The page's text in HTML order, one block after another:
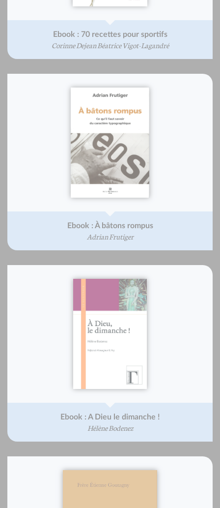
Ebook : 70 recettes pour sportifs
Corinne Dejean Béatrice Vigot-Lagandré
Ebook : À bâtons rompus
Adrian Frutiger
Ebook : A Dieu le dimanche !
Hélène Bodenez